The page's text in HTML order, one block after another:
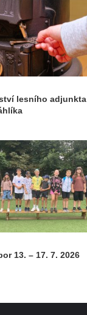
lesního adjunkta
13. – 17. 7. 2026